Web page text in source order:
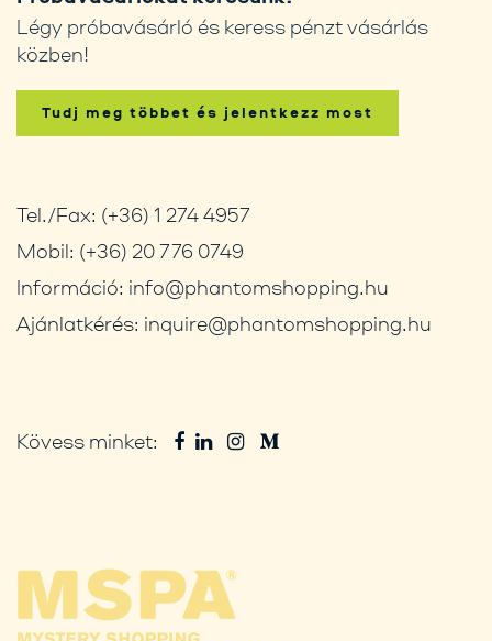
Légy próbavásárló és keress pénzt vásárlás
közben!
Tudj meg többet és jelentkezz most
Tel./Fax: (+36) 1 274 4957
Mobil: (+36) 20 776 0749
Információ: info@phantomshopping.hu
Ajánlatkérés: inquire@phantomshopping.hu
Kövess minket: